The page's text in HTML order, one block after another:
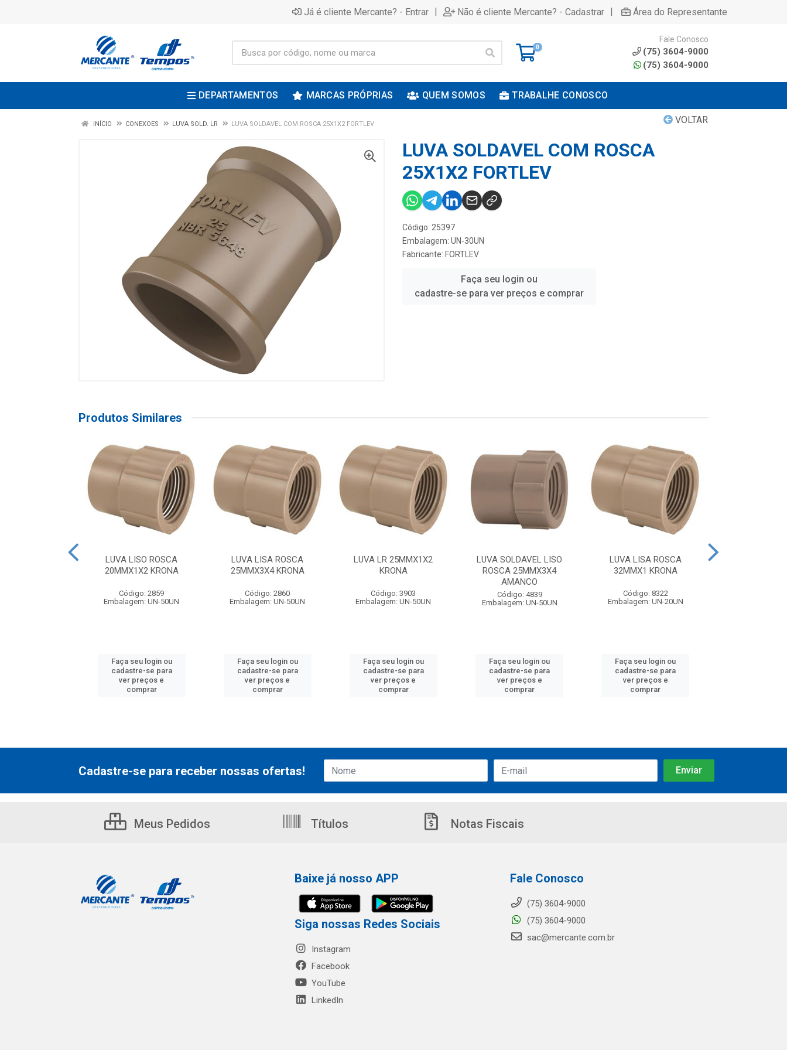
Já é cliente Mercante? - Entrar | Não é cliente Mercante? - Cadastrar | Área do Representante
0
Fale Conosco
(75) 3604-9000
(75) 3604-9000
DEPARTAMENTOS MARCAS PRÓPRIAS QUEM SOMOS TRABALHE CONOSCO
VOLTAR
INÍCIO CONEXOES LUVA SOLD. LR LUVA SOLDAVEL COM ROSCA 25X1X2 FORTLEV
LUVA SOLDAVEL COM ROSCA
25X1X2 FORTLEV
Código: 25397
Embalagem: UN-30UN
Fabricante: FORTLEV
Faça seu login ou
cadastre-se para ver preços e comprar
Produtos Similares
LUVA LISO ROSCA
20MMX1X2 KRONA
Código: 2859
Embalagem: UN-50UN
Faça seu login ou
cadastre-se para
ver preços e
comprar
LUVA LISA ROSCA
25MMX3X4 KRONA
Código: 2860
Embalagem: UN-50UN
Faça seu login ou
cadastre-se para
ver preços e
comprar
LUVA LR 25MMX1X2
KRONA
Código: 3903
Embalagem: UN-50UN
Faça seu login ou
cadastre-se para
ver preços e
comprar
LUVA SOLDAVEL LISO
ROSCA 25MMX3X4
AMANCO
Código: 4839
Embalagem: UN-50UN
Faça seu login ou
cadastre-se para
ver preços e
comprar
LUVA LISA ROSCA
32MMX1 KRONA
Código: 8322
Embalagem: UN-20UN
Faça seu login ou
cadastre-se para
ver preços e
comprar
Cadastre-se para receber nossas ofertas!
Meus Pedidos Títulos Notas Fiscais
Baixe já nosso APP
Siga nossas Redes Sociais
Instagram
Facebook
YouTube
LinkedIn
Fale Conosco
(75) 3604-9000
(75) 3604-9000
sac@mercante.com.br